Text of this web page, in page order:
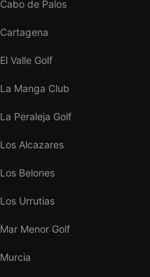
Cabo de Palos
Cartagena
El Valle Golf
La Manga Club
La Peraleja Golf
Los Alcazares
Los Belones
Los Urrutias
Mar Menor Golf
Murcia